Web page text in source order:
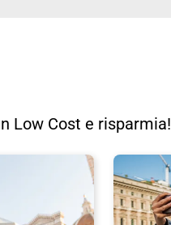
Low Cost e risparmia!